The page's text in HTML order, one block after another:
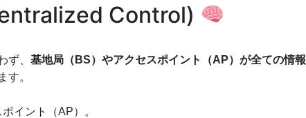
Control)
ず、 基地局（BS）やアクセスポイント（AP）が全ての情報
す。
イント（AP）。